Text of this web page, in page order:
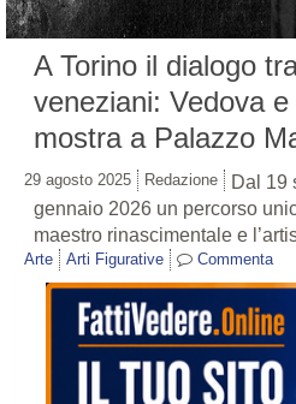
A Torino il dialogo
veneziani: Vedova
mostra a Palazzo
29 agosto 2025 Redazione
Dal 19
gennaio 2026 un percorso
maestro rinascimentale e
Arte Arti Figurative Commenta